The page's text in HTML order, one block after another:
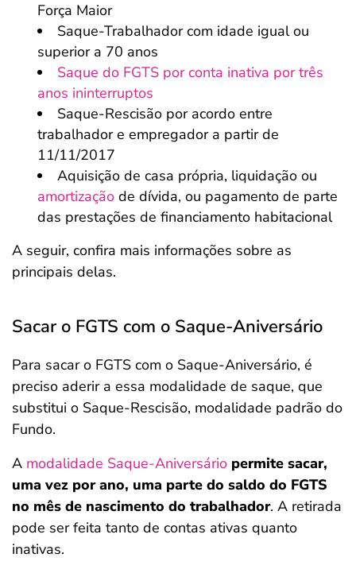
Força Maior
Saque-Trabalhador com idade igual ou
superior a 70 anos
Saque do FGTS por conta inativa por três
anos ininterruptos
Saque-Rescisão por acordo entre
trabalhador e empregador a partir de
11/11/2017
Aquisição de casa própria, liquidação ou
amortização de dívida, ou pagamento de parte
das prestações de financiamento habitacional
A seguir, confira mais informações sobre as
principais delas.
Sacar o FGTS com o Saque-Aniversário
Para sacar o FGTS com o Saque-Aniversário, é
preciso aderir a essa modalidade de saque, que
substitui o Saque-Rescisão, modalidade padrão do
Fundo.
A modalidade Saque-Aniversário permite sacar,
uma vez por ano, uma parte do saldo do FGTS
no mês de nascimento do trabalhador. A retirada
pode ser feita tanto de contas ativas quanto
inativas.